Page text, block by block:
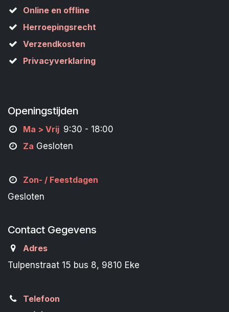
Online en offline
Herroepingsrecht
Verzendkosten
Privacyverklaring
Openingstijden
Ma > Vrij 9:30 - 18:00
Za Gesloten
Zon- / Feestdagen
Gesloten
Contact Gegevens
Adres
Tulpenstraat 15 bus 8, 9810 Eke
Telefoon